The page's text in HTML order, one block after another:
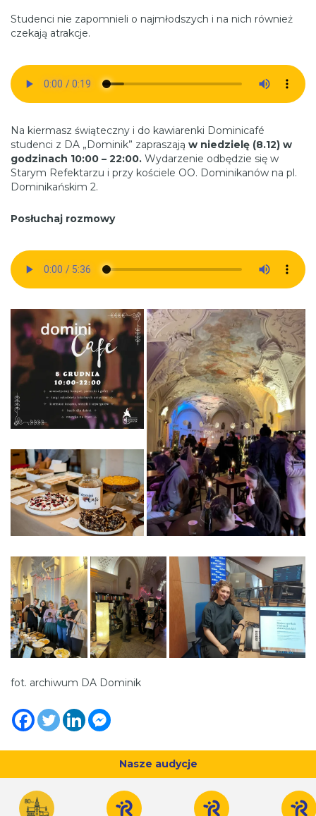
Studenci nie zapomnieli o najmłodszych i na nich również
czekają atrakcje.
Na kiermasz świąteczny i do kawiarenki Dominicafé
studenci z DA „Dominik” zapraszają w niedzielę (8.12) w
godzinach 10:00 – 22:00. Wydarzenie odbędzie się w
Starym Refektarzu i przy kościele OO. Dominikanów na pl.
Dominikańskim 2.
Posłuchaj rozmowy
fot. archiwum DA Dominik
Nasze audycje